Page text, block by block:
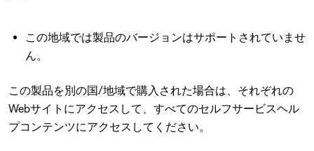
この地域では製品のバージョンはサポートされていませ
ん。
この製品を別の国/地域で購入された場合は、それぞれの
Webサイトにアクセスして、すべてのセルフサービスヘル
プコンテンツにアクセスしてください。